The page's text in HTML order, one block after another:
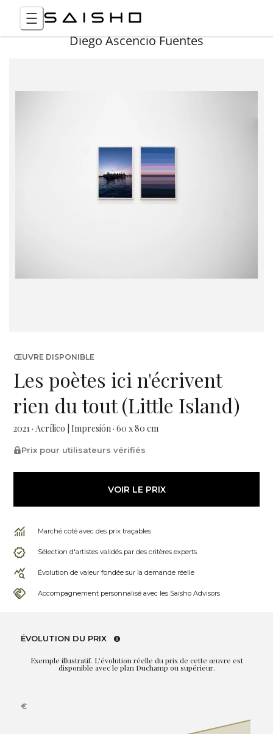
Diego Ascencio Fuentes
ŒUVRE DISPONIBLE
Les poètes ici n'écrivent
rien du tout (Little Island)
2021 · Acrílico | Impresión · 60 x 80 cm
Prix pour utilisateurs vérifiés
VOIR LE PRIX
Marché coté avec des prix traçables
Sélection d'artistes validés par des critères experts
Évolution de valeur fondée sur la demande réelle
Accompagnement personnalisé avec les Saisho Advisors
ÉVOLUTION DU PRIX
Exemple illustratif. L'évolution réelle du prix de cette œuvre est
disponible avec le plan Duchamp ou supérieur.